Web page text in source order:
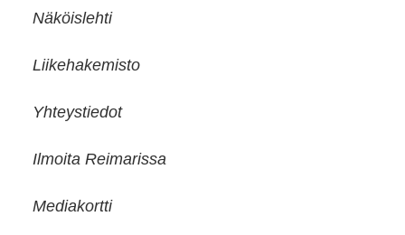
Näköislehti
Liikehakemisto
Yhteystiedot
Ilmoita Reimarissa
Mediakortti